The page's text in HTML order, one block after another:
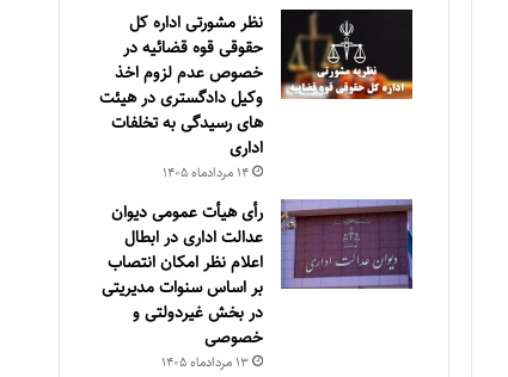
نظر مشورتی اداره کل
حقوقی قوه قضائیه در
خصوص عدم لزوم اخذ
وکیل دادگستری در هیئت
های رسیدگی به تخلفات
اداری
۱۴ مرداد‌ماه ۱۴۰۵
رأی هیأت عمومی دیوان
عدالت اداری در ابطال
اعلام نظر امکان انتصاب
بر اساس سنوات مدیریتی
در بخش غیردولتی و
خصوصی
۱۳ مرداد‌ماه ۱۴۰۵